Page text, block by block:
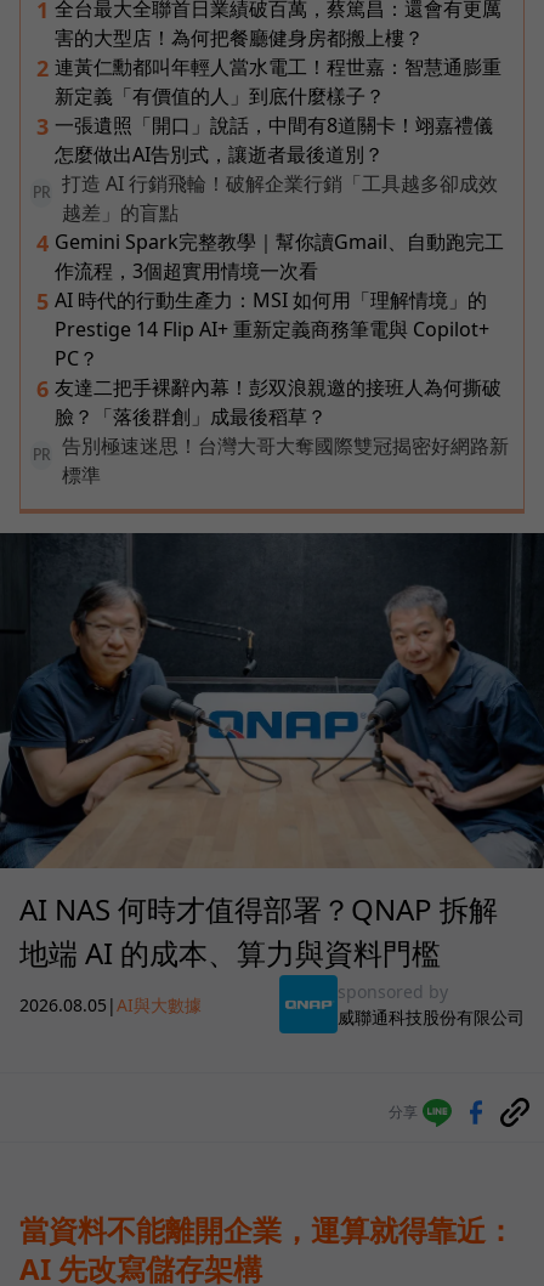
1 全台最大全聯首日業績破百萬，蔡篤昌：還會有更厲
害的大型店！為何把餐廳健身房都搬上樓？
2 連黃仁勳都叫年輕人當水電工！程世嘉：智慧通膨重
新定義「有價值的人」到底什麼樣子？
3 一張遺照「開口」說話，中間有8道關卡！翊嘉禮儀
怎麼做出AI告別式，讓逝者最後道別？
PR
打造 AI 行銷飛輪！破解企業行銷「工具越多卻成效
越差」的盲點
4 Gemini Spark完整教學｜幫你讀Gmail、自動跑完工
作流程，3個超實用情境一次看
5 AI 時代的行動生產力：MSI 如何用「理解情境」的
Prestige 14 Flip AI+ 重新定義商務筆電與 Copilot+
PC？
6 友達二把手裸辭內幕！彭双浪親邀的接班人為何撕破
臉？「落後群創」成最後稻草？
PR
告別極速迷思！台灣大哥大奪國際雙冠揭密好網路新
標準
AI NAS 何時才值得部署？QNAP 拆解
地端 AI 的成本、算力與資料門檻
2026.08.05 |AI與大數據
sponsored by
威聯通科技股份有限公司
分享
當資料不能離開企業，運算就得靠近：
AI 先改寫儲存架構